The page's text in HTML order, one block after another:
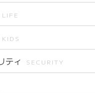
LIFE
KIDS
ティ SECURITY